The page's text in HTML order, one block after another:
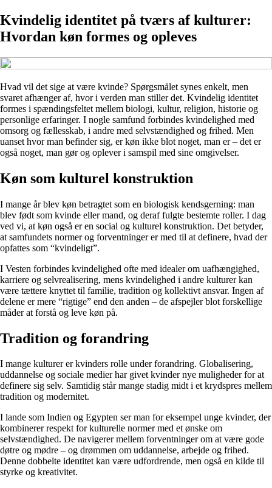
Kvindelig identitet på tværs af kulturer:
Hvordan køn formes og opleves
Hvad vil det sige at være kvinde? Spørgsmålet synes enkelt, men
svaret afhænger af, hvor i verden man stiller det. Kvindelig identitet
formes i spændingsfeltet mellem biologi, kultur, religion, historie og
personlige erfaringer. I nogle samfund forbindes kvindelighed med
omsorg og fællesskab, i andre med selvstændighed og frihed. Men
uanset hvor man befinder sig, er køn ikke blot noget, man er – det er
også noget, man gør og oplever i samspil med sine omgivelser.
Køn som kulturel konstruktion
I mange år blev køn betragtet som en biologisk kendsgerning: man
blev født som kvinde eller mand, og deraf fulgte bestemte roller. I dag
ved vi, at køn også er en social og kulturel konstruktion. Det betyder,
at samfundets normer og forventninger er med til at definere, hvad der
opfattes som “kvindeligt”.
I Vesten forbindes kvindelighed ofte med idealer om uafhængighed,
karriere og selvrealisering, mens kvindelighed i andre kulturer kan
være tættere knyttet til familie, tradition og kollektivt ansvar. Ingen af
delene er mere “rigtige” end den anden – de afspejler blot forskellige
måder at forstå og leve køn på.
Tradition og forandring
I mange kulturer er kvinders rolle under forandring. Globalisering,
uddannelse og sociale medier har givet kvinder nye muligheder for at
definere sig selv. Samtidig står mange stadig midt i et krydspres mellem
tradition og modernitet.
I lande som Indien og Egypten ser man for eksempel unge kvinder, der
kombinerer respekt for kulturelle normer med et ønske om
selvstændighed. De navigerer mellem forventninger om at være gode
døtre og mødre – og drømmen om uddannelse, arbejde og frihed.
Denne dobbelte identitet kan være udfordrende, men også en kilde til
styrke og kreativitet.